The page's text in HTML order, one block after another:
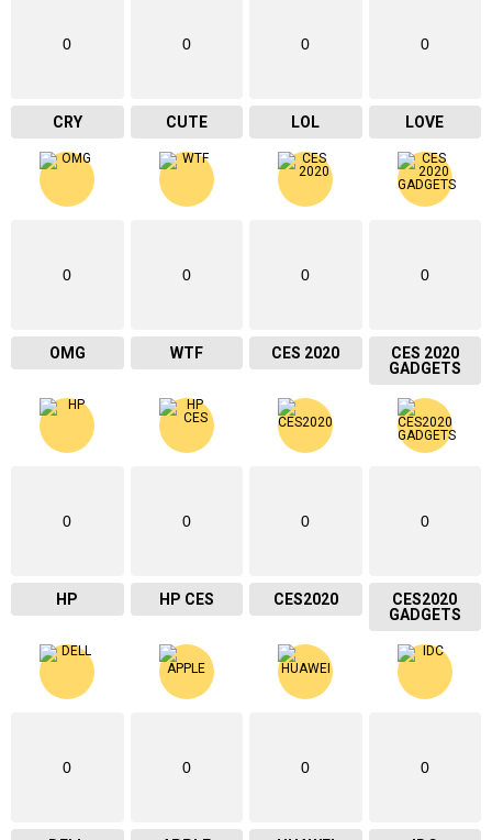
0
CRY
0
CUTE
0
LOL
0
LOVE
0
OMG
0
WTF
0
CES 2020
0
CES 2020
GADGETS
0
HP
0
HP CES
0
CES2020
0
CES2020
GADGETS
0 0 0 0